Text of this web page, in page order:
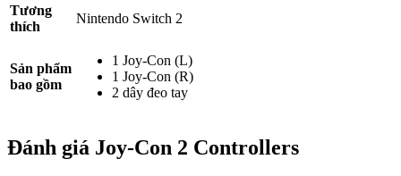
Tương
thích
Nintendo Switch 2
Sản phẩm
bao gồm
1 Joy-Con (L)
1 Joy-Con (R)
2 dây đeo tay
Đánh giá Joy-Con 2 Controllers